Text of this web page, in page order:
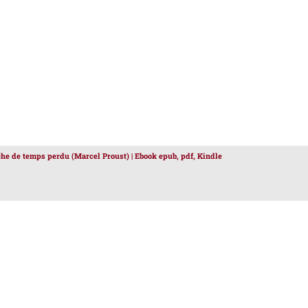
de temps perdu (Marcel Proust) | Ebook epub, pdf, Kindle